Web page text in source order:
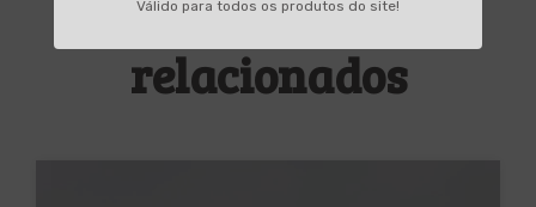
Válido para todos os produtos do site!
relacionados